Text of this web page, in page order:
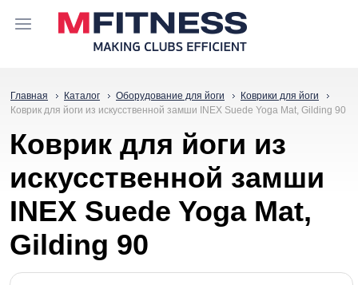
Главная Каталог Оборудование для йоги
Коврики для йоги
Коврик для йоги из искусственной замши INEX Suede Yoga Mat, Gilding 90
Коврик для йоги из
искусственной замши
INEX Suede Yoga Mat,
Gilding 90